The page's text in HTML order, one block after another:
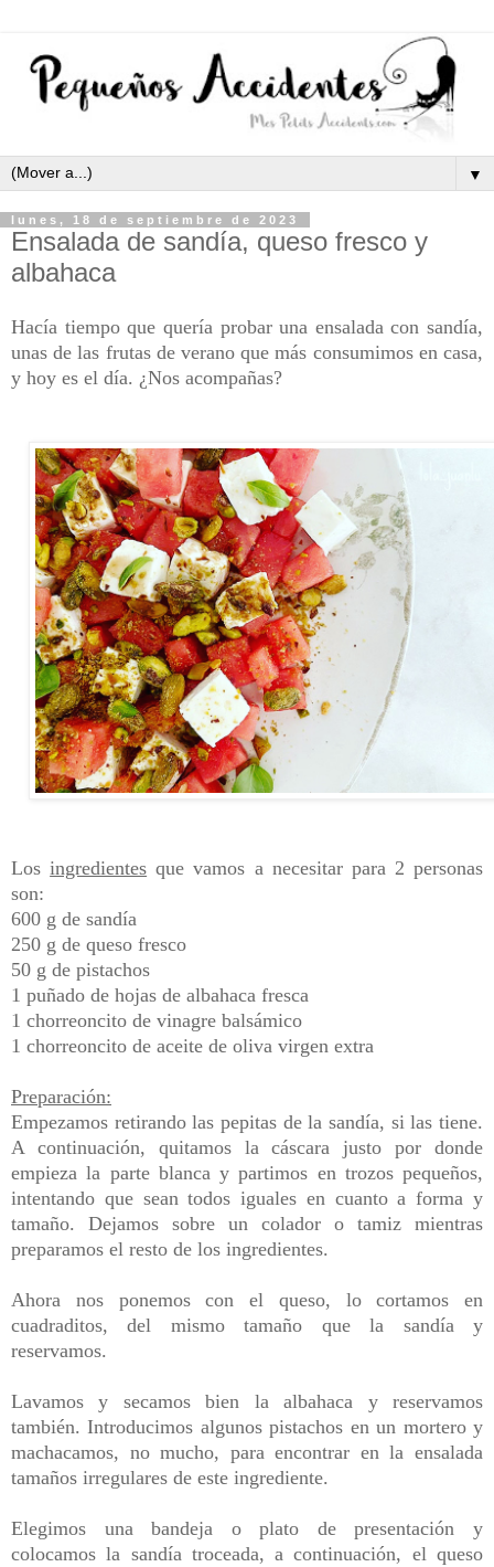
▼
lunes, 18 de septiembre de 2023
Ensalada de sandía, queso fresco y
albahaca
Hacía tiempo que quería probar una ensalada con sandía,
unas de las frutas de verano que más consumimos en casa,
y hoy es el día. ¿Nos acompañas?
Losingredientes que vamos a necesitar para 2 personas
son:
600 g de sandía
250 g de queso fresco
50 g de pistachos
1 puñado de hojas de albahaca fresca
1 chorreoncito de vinagre balsámico
1 chorreoncito de aceite de oliva virgen extra
Preparación:
Empezamos retirando las pepitas de la sandía, si las tiene.
A continuación, quitamos la cáscara justo por donde
empieza la parte blanca y partimos en trozos pequeños,
intentando que sean todos iguales en cuanto a forma y
tamaño. Dejamos sobre un colador o tamiz mientras
preparamos el resto de los ingredientes.
Ahora nos ponemos con el queso, lo cortamos en
cuadraditos, del mismo tamaño que la sandía y
reservamos.
Lavamos y secamos bien la albahaca y reservamos
también. Introducimos algunos pistachos en un mortero y
machacamos, no mucho, para encontrar en la ensalada
tamaños irregulares de este ingrediente.
Elegimos una bandeja o plato de presentación y
colocamos la sandía troceada, a continuación, el queso